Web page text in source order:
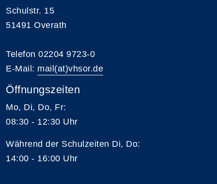
Schulstr. 15
51491 Overath
Telefon 02204 9723-0
E-Mail: mail(at)vhsor.de
Öffnungszeiten
Mo, Di, Do, Fr:
08:30 - 12:30 Uhr
Während der Schulzeiten Di, Do:
14:00 - 16:00 Uhr